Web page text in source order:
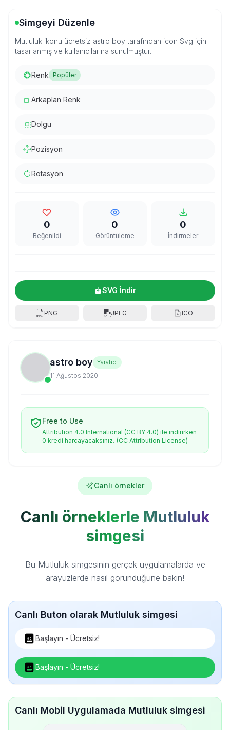
Simgeyi Düzenle
Mutluluk ikonu ücretsiz astro boy tarafından icon Svg için
tasarlanmış ve kullanıcılarına sunulmuştur.
Renk Popüler
Arkaplan Renk
Dolgu
Pozisyon
Rotasyon
0
Beğenildi
0
Görüntüleme
0
İndirmeler
SVG İndir
PNG JPEG ICO
astro boy Yaratıcı
11 Ağustos 2020
Free to Use
Attribution 4.0 International (CC BY 4.0) ile indirirken
0 kredi harcayacaksınız. (CC Attribution License)
Canlı örnekler
Canlı örneklerle Mutluluk
simgesi
Bu Mutluluk simgesinin gerçek uygulamalarda ve
arayüzlerde nasıl göründüğüne bakın!
Canlı Buton olarak Mutluluk simgesi
Başlayın - Ücretsiz!
Başlayın - Ücretsiz!
Canlı Mobil Uygulamada Mutluluk simgesi